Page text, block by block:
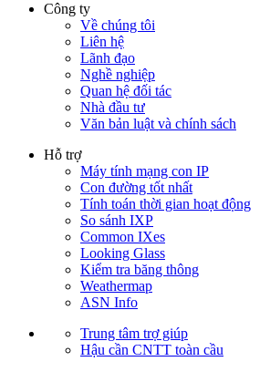
Công ty
Về chúng tôi
Liên hệ
Lãnh đạo
Nghề nghiệp
Quan hệ đối tác
Nhà đầu tư
Văn bản luật và chính sách
Hỗ trợ
Máy tính mạng con IP
Con đường tốt nhất
Tính toán thời gian hoạt động
So sánh IXP
Common IXes
Looking Glass
Kiểm tra băng thông
Weathermap
ASN Info
Trung tâm trợ giúp
Hậu cần CNTT toàn cầu